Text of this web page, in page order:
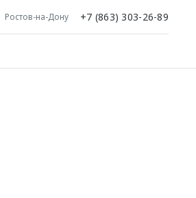
Ростов-на-Дону +7 (863) 303-26-89